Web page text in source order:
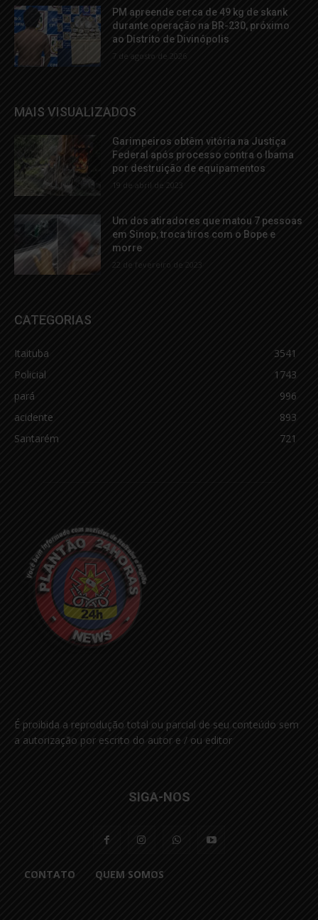
PM apreende cerca de 49 kg de skank
durante operação na BR-230, próximo
ao Distrito de Divinópolis
7 de agosto de 2026
MAIS VISUALIZADOS
Garimpeiros obtêm vitória na Justiça
Federal após processo contra o Ibama
por destruição de equipamentos
19 de abril de 2023
Um dos atiradores que matou 7 pessoas
em Sinop, troca tiros com o Bope e
morre
22 de fevereiro de 2023
CATEGORIAS
Itaituba
3541
Policial
1743
pará
996
acidente
893
Santarém
721
É proibida a reprodução total ou parcial de seu conteúdo sem
a autorização por escrito do autor e / ou editor
SIGA-NOS
CONTATO QUEM SOMOS